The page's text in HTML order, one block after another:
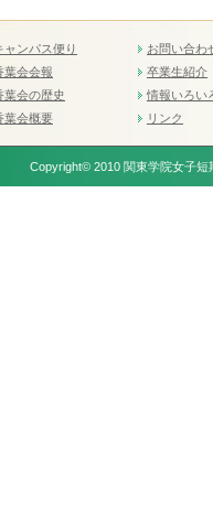
ャンパス便り
葉会会報
葉会の歴史
葉会概要
お問い合わ
卒業生紹介
情報いろい
リンク
Copyright© 2010 関東学院女子